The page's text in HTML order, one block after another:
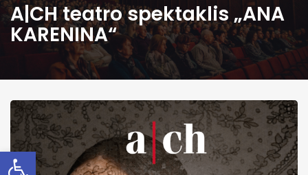
Open toolbar
A|CH teatro spektaklis „ANA
KARENINA“